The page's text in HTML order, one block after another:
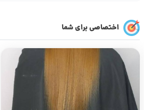
اختصاصی برای شما